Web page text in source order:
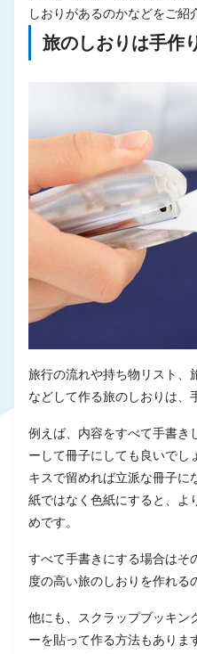
しおりがあるのかなどをご紹
旅のしおりは手作
旅行の流れや持ち物リスト、
などして作る旅のしおりは、
例えば、内容をすべて手書き
ーして冊子にしても良いでし
キスで留めれば立派な冊子に
紙ではなく色紙にすると、よ
めです。
すべて手書きにする場合はそ
度の高い旅のしおりを作れる
他にも、スクラップブッキン
ーを貼って作る方法もありま